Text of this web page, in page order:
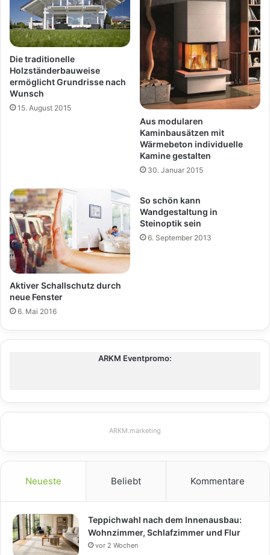
Die traditionelle
Holzständerbauweise
ermöglicht Grundrisse nach
Wunsch
15. August 2015
Aus modularen
Kaminbausätzen mit
Wärmebeton individuelle
Kamine gestalten
30. Januar 2015
Aktiver Schallschutz durch
neue Fenster
6. Mai 2016
So schön kann
Wandgestaltung in
Steinoptik sein
6. September 2013
ARKM Eventpromo:
ARKM.marketing
Neueste Beliebt Kommentare
Teppichwahl nach dem Innenausbau:
Wohnzimmer, Schlafzimmer und Flur
vor 2 Wochen